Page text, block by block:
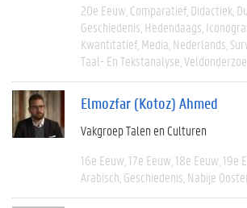
20e Eeuw Comparatief Didactiek
Geschiedenis Hedendaags
Kwantitatief Media Nederlands
Taal- En Tekstanalyse
Elmozfar (Kotoz) Ahmed
Vakgroep Talen en Culturen
16e Eeuw 17e Eeuw 18e Eeuw 19e
Arabisch Geschiedenis Nabije